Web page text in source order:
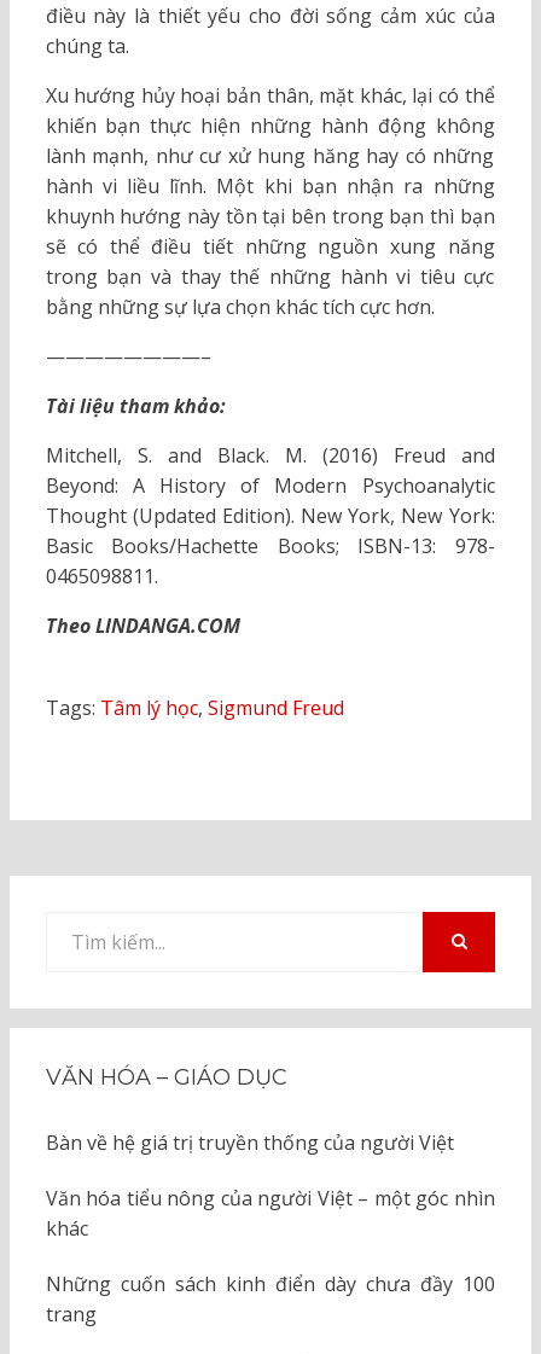
điều này là thiết yếu cho đời sống cảm xúc của
chúng ta.
Xu hướng hủy hoại bản thân, mặt khác, lại có thể
khiến bạn thực hiện những hành động không
lành mạnh, như cư xử hung hăng hay có những
hành vi liều lĩnh. Một khi bạn nhận ra những
khuynh hướng này tồn tại bên trong bạn thì bạn
sẽ có thể điều tiết những nguồn xung năng
trong bạn và thay thế những hành vi tiêu cực
bằng những sự lựa chọn khác tích cực hơn.
————————–
Tài liệu tham khảo:
Mitchell, S. and Black. M. (2016) Freud and
Beyond: A History of Modern Psychoanalytic
Thought (Updated Edition). New York, New York:
Basic Books/Hachette Books; ISBN-13: 978-
0465098811.
Theo LINDANGA.COM
Tags: Tâm lý học, Sigmund Freud
kiếm
VĂN HÓA – GIÁO DỤC
Bàn về hệ giá trị truyền thống của người Việt
Văn hóa tiểu nông của người Việt – một góc nhìn
khác
Những cuốn sách kinh điển dày chưa đầy 100
trang